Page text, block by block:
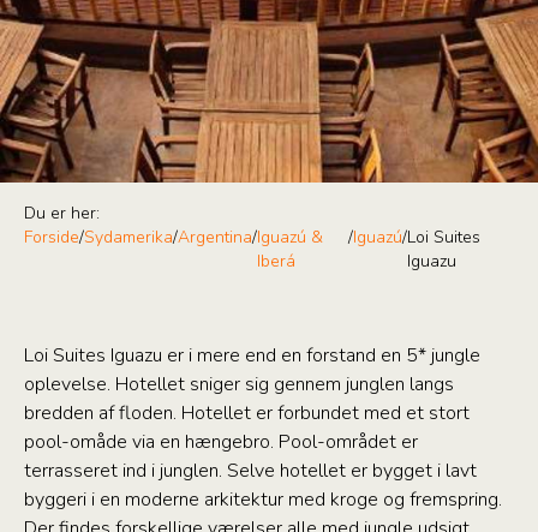
Du er her:
Forside/Sydamerika/Argentina/Iguazú &
Iberá
/Iguazú/Loi Suites
Iguazu
Loi Suites Iguazu er i mere end en forstand en 5* jungle
oplevelse. Hotellet sniger sig gennem junglen langs
bredden af floden. Hotellet er forbundet med et stort
pool-omåde via en hængebro. Pool-området er
terrasseret ind i junglen. Selve hotellet er bygget i lavt
byggeri i en moderne arkitektur med kroge og fremspring.